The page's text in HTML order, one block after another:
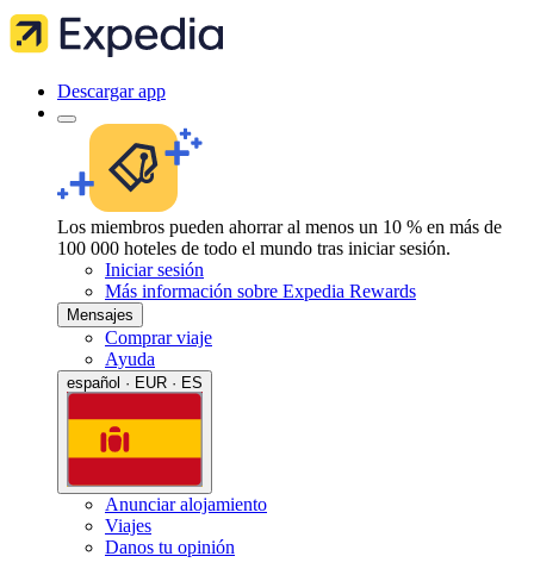
Descargar app
Los miembros pueden ahorrar al menos un 10 % en más de
100 000 hoteles de todo el mundo tras iniciar sesión.
Iniciar sesión
Más información sobre Expedia Rewards
Mensajes
Comprar viaje
Ayuda
español · EUR · ES
Anunciar alojamiento
Viajes
Danos tu opinión